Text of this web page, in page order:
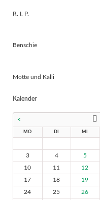
R. I. P.
Benschie
Motte und Kalli
Kalender
<
MO DI MI
3
4 5
10
11 12
17
18 19
24
25 26